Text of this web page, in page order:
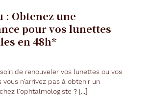
: Obtenez une
pour vos lunettes
en 48h*
de renouveler vos lunettes ou vos
vous n’arrivez pas à obtenir un
l'ophtalmologiste ? [...]